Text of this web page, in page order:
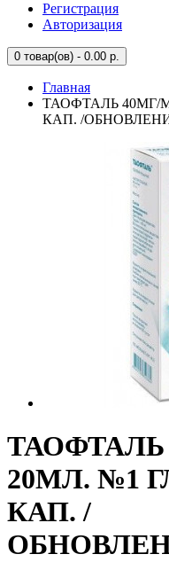
Регистрация
Авторизация
0 товар(ов) - 0.00 р.
Главная
ТАОФТАЛЬ 40МГ/
КАП. /
20МЛ. №1
КАП. /